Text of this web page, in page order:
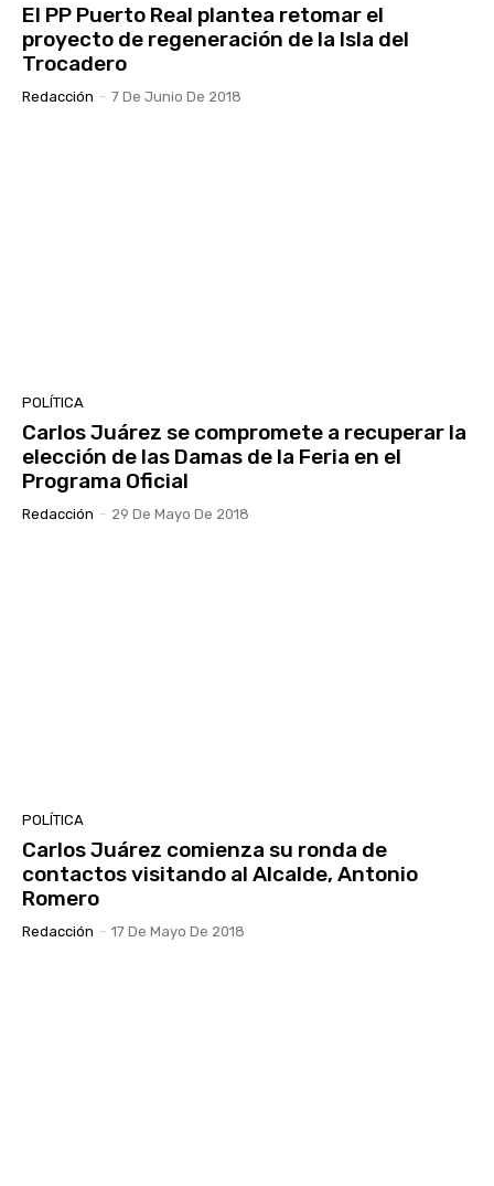
El PP Puerto Real plantea retomar el
proyecto de regeneración de la Isla del
Trocadero
Redacción - 7 De Junio De 2018
POLÍTICA
Carlos Juárez se compromete a recuperar la
elección de las Damas de la Feria en el
Programa Oficial
Redacción - 29 De Mayo De 2018
POLÍTICA
Carlos Juárez comienza su ronda de
contactos visitando al Alcalde, Antonio
Romero
Redacción - 17 De Mayo De 2018